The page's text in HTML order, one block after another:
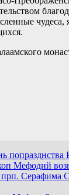
чудеса,
попразднства
Мефодий
Серафима